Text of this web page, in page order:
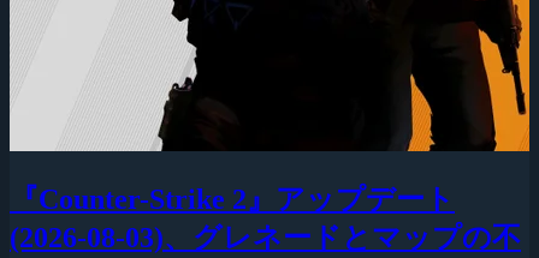
『Counter-Strike 2』アップデート
(2026-08-03)、グレネードとマップの不